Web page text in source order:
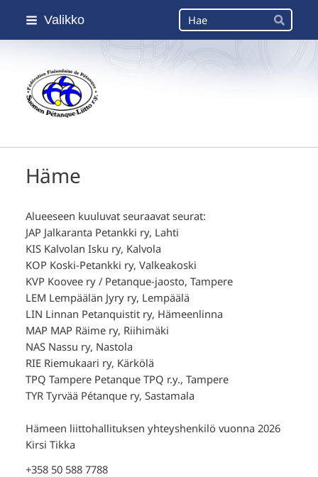
Siirry
Valikko Haku
Hae
Suomen Petanque-Liitto
Häme
Alueeseen kuuluvat seuraavat seurat:
JAP Jalkaranta Petankki ry, Lahti
KIS Kalvolan Isku ry, Kalvola
KOP Koski-Petankki ry, Valkeakoski
KVP Koovee ry / Petanque-jaosto, Tampere
LEM Lempäälän Jyry ry, Lempäälä
LIN Linnan Petanquistit ry, Hämeenlinna
MAP MAP Räime ry, Riihimäki
NAS Nassu ry, Nastola
RIE Riemukaari ry, Kärkölä
TPQ Tampere Petanque TPQ r.y., Tampere
TYR Tyrvää Pétanque ry, Sastamala
Hämeen liittohallituksen yhteyshenkilö vuonna 2026
Kirsi Tikka
+358 50 588 7788